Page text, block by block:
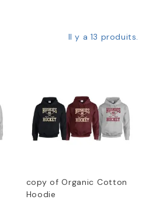
Il y a 13 produits.
copy of Organic Cotton
Hoodie